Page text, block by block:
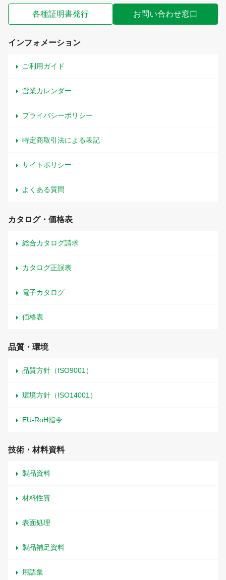
各種証明書発行 お問い合わせ窓口
インフォメーション
ご利用ガイド
営業カレンダー
プライバシーポリシー
特定商取引法による表記
サイトポリシー
よくある質問
カタログ・価格表
総合カタログ請求
カタログ正誤表
電子カタログ
価格表
品質・環境
品質方針（ISO9001）
環境方針（ISO14001）
EU-RoH指令
技術・材料資料
製品資料
材料性質
表面処理
製品補足資料
用語集